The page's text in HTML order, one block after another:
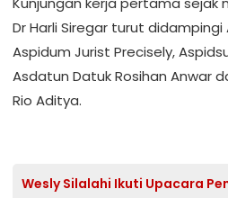
Dr Harli Siregar turut didampingi
Aspidum Jurist Precisely,
Asdatun Datuk Rosihan Anwar
Rio Aditya.
Wesly Silalahi Ikuti Upacara